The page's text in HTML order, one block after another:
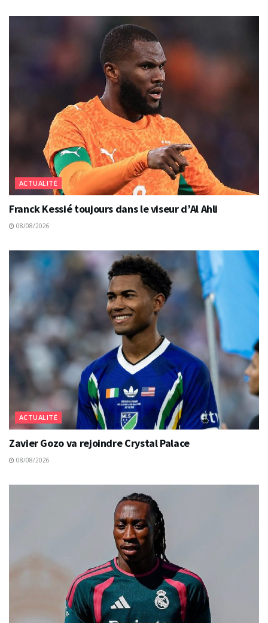
ACTUALITÉ
Franck Kessié toujours dans le viseur d’Al Ahli
08/08/2026
ACTUALITÉ
Zavier Gozo va rejoindre Crystal Palace
08/08/2026